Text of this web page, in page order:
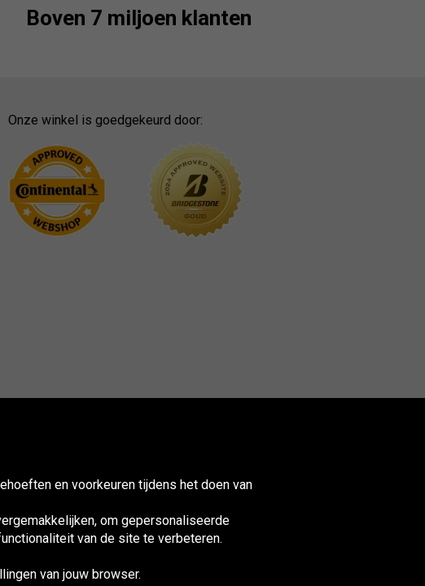
Boven 7 miljoen klanten
Onze winkel is goedgekeurd door:
republika
Kingdom
en voorkeuren tijdens het doen van
om gepersonaliseerde
van de site te verbeteren.
van jouw browser.